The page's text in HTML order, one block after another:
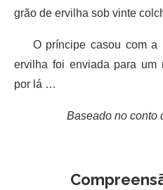
grão de ervilha sob vinte
O príncipe casou com a
ervilha foi enviada para um
por lá …
Baseado no conto